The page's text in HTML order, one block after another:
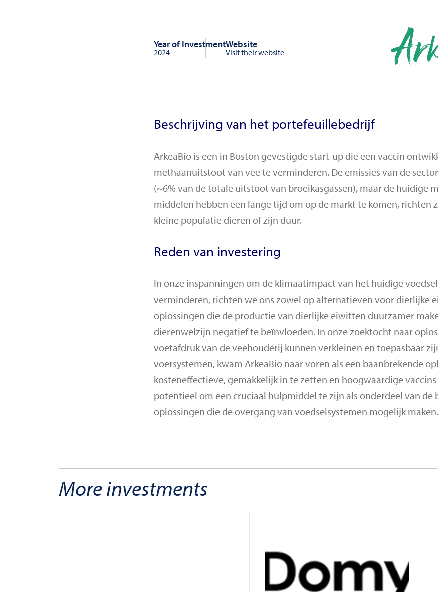
Year of Investment
2024
Website
Visit their website
Beschrijving van het portefeuillebedrijf
ArkeaBio is een in Boston gevestigde start-up die een vaccin
methaanuitstoot van vee te verminderen. De emissies van de
(~6% van de totale uitstoot van broeikasgassen), maar de huidige
middelen hebben een lange tijd om op de markt te komen, richten
kleine populatie dieren of zijn duur.
Reden van investering
In onze inspanningen om de klimaatimpact van het huidige
verminderen, richten we ons zowel op alternatieven voor dierlijke
oplossingen die de productie van dierlijke eiwitten duurzamer
dierenwelzijn negatief te beïnvloeden. In onze zoektocht naar
voetafdruk van de veehouderij kunnen verkleinen en toepasbaar
voersystemen, kwam ArkeaBio naar voren als een baanbrekende
kosteneffectieve, gemakkelijk in te zetten en hoogwaardige
potentieel om een cruciaal hulpmiddel te zijn als onderdeel van de
oplossingen die de overgang van voedselsystemen mogelijk maken.
More investments